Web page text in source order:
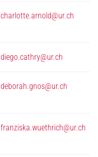
charlotte.arnold@ur.ch
diego.cathry@ur.ch
deborah.gnos@ur.ch
franziska.wuethrich@ur.ch